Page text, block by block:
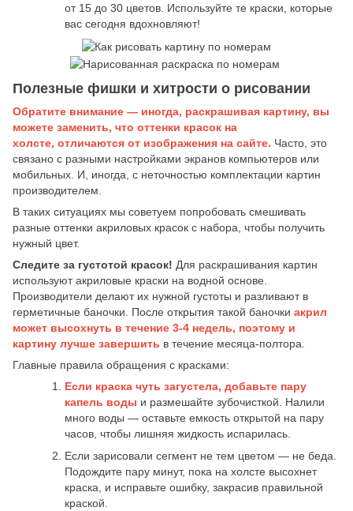
от 15 до 30 цветов. Используйте те краски, которые
вас сегодня вдохновляют!
Полезные фишки и хитрости о рисовании
Обратите внимание — иногда, раскрашивая картину, вы
можете заменить, что оттенки красок на
холсте, отличаются от изображения на сайте. Часто, это
связано с разными настройками экранов компьютеров или
мобильных. И, иногда, с неточностью комплектации картин
производителем.
В таких ситуациях мы советуем попробовать смешивать
разные оттенки акриловых красок с набора, чтобы получить
нужный цвет.
Следите за густотой красок! Для раскрашивания картин
используют акриловые краски на водной основе.
Производители делают их нужной густоты и разливают в
герметичные баночки. После открытия такой баночки акрил
может высохнуть в течение 3-4 недель, поэтому и
картину лучше завершить в течение месяца-полтора.
Главные правила обращения с красками:
Если краска чуть загустела, добавьте пару
капель воды и размешайте зубочисткой. Налили
много воды — оставьте емкость открытой на пару
часов, чтобы лишняя жидкость испарилась.
Если зарисовали сегмент не тем цветом — не беда.
Подождите пару минут, пока на холсте высохнет
краска, и исправьте ошибку, закрасив правильной
краской.